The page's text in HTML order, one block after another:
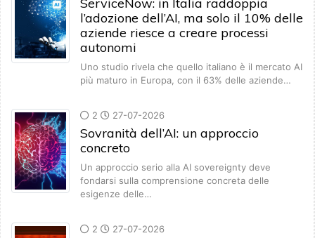
ServiceNow: in Italia raddoppia
l’adozione dell’AI, ma solo il 10% delle
aziende riesce a creare processi
autonomi
Uno studio rivela che quello italiano è il mercato AI
più maturo in Europa, con il 63% delle aziende…
2 27-07-2026
Sovranità dell’AI: un approccio
concreto
Un approccio serio alla AI sovereignty deve
fondarsi sulla comprensione concreta delle
esigenze delle…
2 27-07-2026